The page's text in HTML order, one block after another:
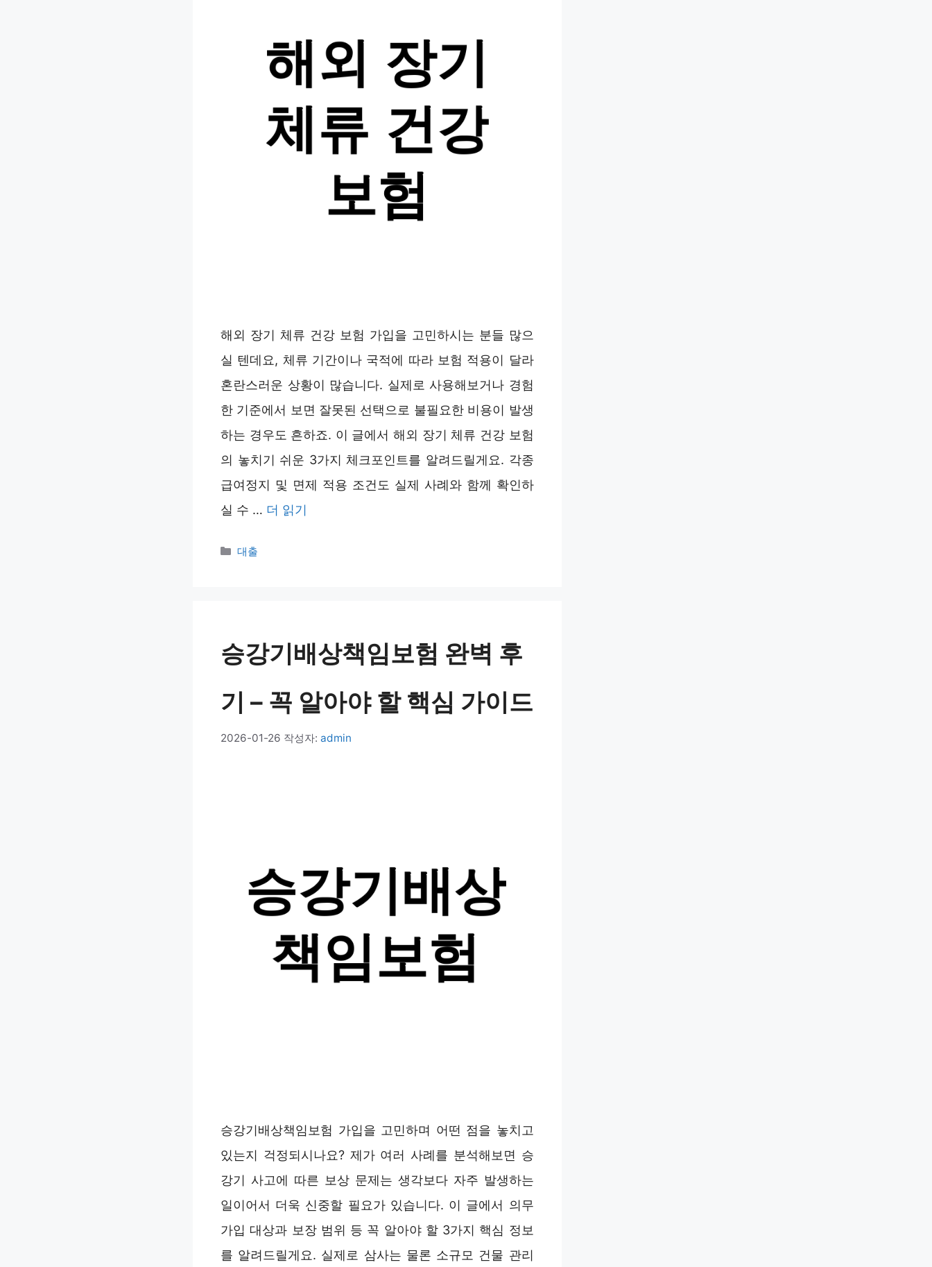
해외 장기 체류 건강 보험 가입을 고민하시는 분들 많으
실 텐데요, 체류 기간이나 국적에 따라 보험 적용이 달라
혼란스러운 상황이 많습니다. 실제로 사용해보거나 경험
한 기준에서 보면 잘못된 선택으로 불필요한 비용이 발생
하는 경우도 흔하죠. 이 글에서 해외 장기 체류 건강 보험
의 놓치기 쉬운 3가지 체크포인트를 알려드릴게요. 각종
급여정지 및 면제 적용 조건도 실제 사례와 함께 확인하
실 수 … 더 읽기
카
대출
승강기배상책임보험 완벽 후
기 – 꼭 알아야 할 핵심 가이드
2026-01-26 작성자: admin
승강기배상책임보험 가입을 고민하며 어떤 점을 놓치고
있는지 걱정되시나요? 제가 여러 사례를 분석해보면 승
강기 사고에 따른 보상 문제는 생각보다 자주 발생하는
일이어서 더욱 신중할 필요가 있습니다. 이 글에서 의무
가입 대상과 보장 범위 등 꼭 알아야 할 3가지 핵심 정보
를 알려드릴게요. 실제로 삼사는 물론 소규모 건물 관리